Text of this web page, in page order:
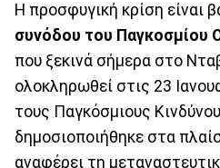
Η προσφυγική κρίση είναι
συνόδου του Παγκοσμίου
που ξεκινά σήμερα στο
ολοκληρωθεί στις 23
τους Παγκόσμιους
δημοσιοποιήθηκε στα
αναφέρει τη